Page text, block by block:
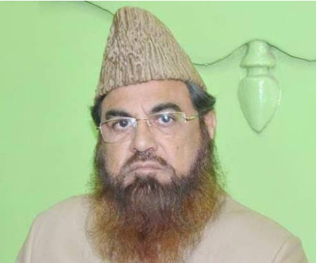
گر بھی سکتی ہے۔واضح رہے کہ 13 جون کو شری رام جنم
بھومی تیرتھ کھیتر ٹرسٹ کی درخواست پر یوپی
حکومت نے رام مندر کی پیشکش چوری کے معاملے کی
تحقیقات کے لیے تین رکنی ایس آئی ٹی تشکیل دی
تھی۔ ٹیم کو تحقیقات کے دوران ڈیجیٹل شواہد
اکٹھے کرنے میں ایک اہم چیلنج کا سامنا ہے۔
ذرائع کے مطابق مندر کے احاطے کی سی سی ٹی وی فوٹیج
صرف 45 دن کی ویڈیو محفوظ کر سکتی ہے جس کے بعد
ریکارڈنگ خود بخود ڈیلیٹ ہو جاتی ہے۔ نتیجتاً، تفتیشی ٹیم
پچھلے مہینوں یا اس سے زیادہ کی ویڈیوز دیکھنے سے قاصر
ہے۔ اس سے یہ تعین کرنا مشکل ہو جاتا ہے کہ مبینہ غبن کب
شروع ہوا اور یہ کب تک جاری رہا۔